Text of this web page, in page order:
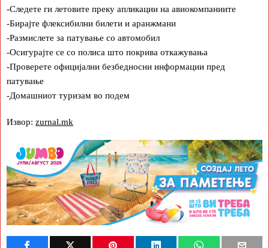
-Следете ги летовите преку апликации на авиокомпаниите
-Бирајте флексибилни билети и аранжмани
-Размислете за патување со автомобил
-Осигурајте се со полиса што покрива откажувања
-Проверете официјални безбедносни информации пред
патување
-Домашниот туризам во подем
Извор: zurnal.mk